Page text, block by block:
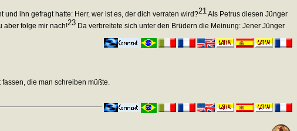
ihn gefragt hatte: Herr, wer ist es, der dich verraten wird?21 Als Petrus diesen Jünger
aber folge mir nach!23 Da verbreitete sich unter den Brüdern die Meinung: Jener Jünger
die man schreiben müßte.